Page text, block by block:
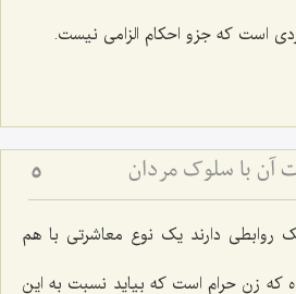
است که جزو احکام الزامی نیست.
آن با سلوک مردان 5
روابطی دارند یک نوع معاشرتی با هم
که زن حرام است که بیاید نسبت به این